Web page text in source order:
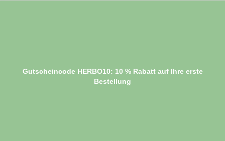
Gutscheincode HERBO10: 10 % Rabatt auf Ihre erste
Bestellung